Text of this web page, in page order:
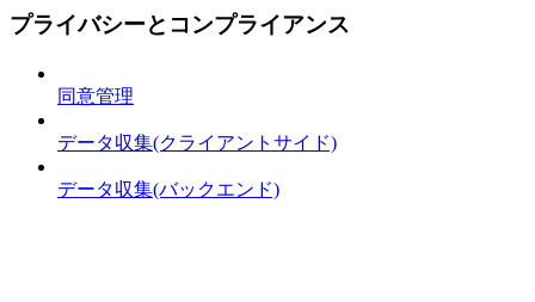
プライバシーとコンプライアンス
同意管理
データ収集(クライアントサイド)
データ収集(バックエンド)